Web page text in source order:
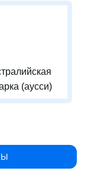
(аусси)